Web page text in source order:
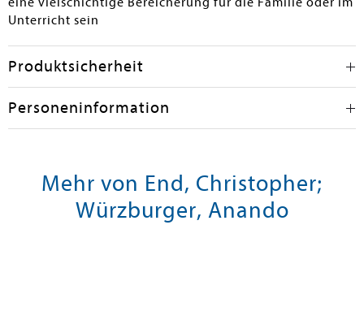
Unterricht sein
Produktsicherheit
Personeninformation
Mehr von End, Christopher;
Würzburger, Anando